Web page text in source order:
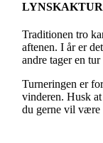
Traditionen tro
aftenen. I år er
andre tager en
Turneringen er
vinderen. Husk
du gerne vil være